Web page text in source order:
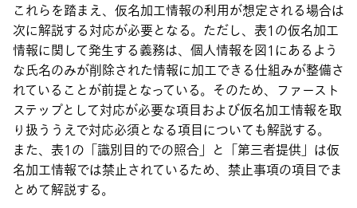
これらを踏まえ、仮名加工情報の利用が想定される場合は
次に解説する対応が必要となる。ただし、表1の仮名加工
情報に関して発生する義務は、個人情報を図1にあるよう
な氏名のみが削除された情報に加工できる仕組みが整備さ
れていることが前提となっている。そのため、ファースト
ステップとして対応が必要な項目および仮名加工情報を取
り扱ううえで対応必須となる項目についても解説する。
また、表1の「識別目的での照合」と「第三者提供」は仮
名加工情報では禁止されているため、禁止事項の項目でま
とめて解説する。